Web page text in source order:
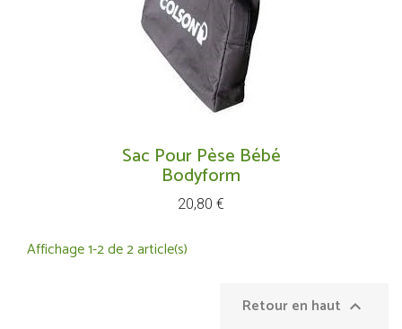
Sac Pour Pèse Bébé
Bodyform
Prix
20,80 €
Affichage 1-2 de 2 article(s)
Retour en haut 